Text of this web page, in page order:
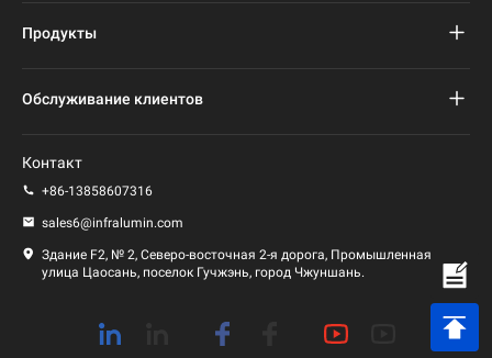
Продукты
Светодиодный фонарь
Обслуживание клиентов
политика конфиденциальности
Контакт
+86-13858607316
sales6@infralumin.com
Здание F2, № 2, Северо-восточная 2-я дорога, Промышленная
улица Цаосань, поселок Гучжэнь, город Чжуншань.